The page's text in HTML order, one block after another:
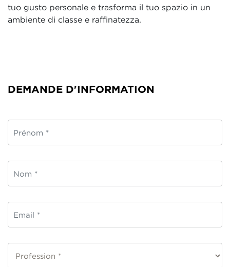
tuo gusto personale e trasforma il tuo spazio in un
ambiente di classe e raffinatezza.
DEMANDE D'INFORMATION